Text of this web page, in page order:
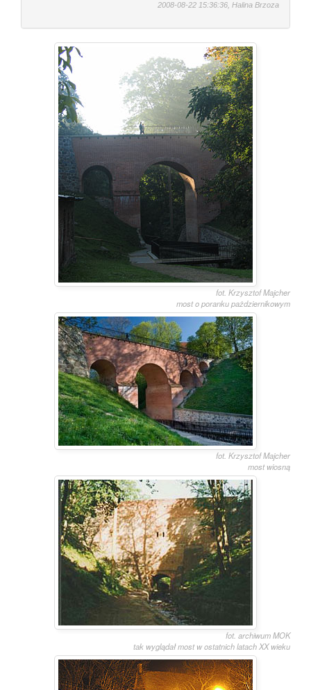
2008-08-22 15:36:36, Halina Brzoza
fot. Krzysztof Majcher
most o poranku pażdziernikowym
fot. Krzysztof Majcher
most wiosną
fot. archiwum MOK
tak wyglądał most w ostatnich latach XX wieku